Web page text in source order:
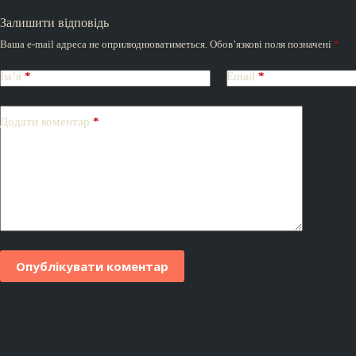
Залишити відповідь
Ваша e-mail адреса не оприлюднюватиметься. Обов’язкові поля позначені *
Ім’я * Email *
Додати коментар *
Опублікувати коментар